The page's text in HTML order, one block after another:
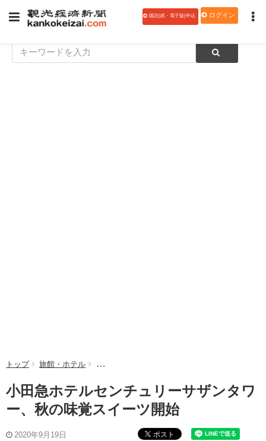
購読(紙・電子版)申込 ログイン
トップ 旅館・ホテル 小田急ホテルセンチュリーサザンタワー、秋の
小田急ホテルセンチュリーサザンタワ
ー、秋の味覚スイーツ開始
2020年9月19日 ポスト